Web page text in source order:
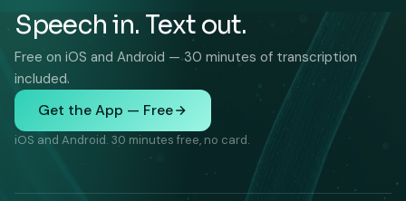
Speech in. Text out.
Free on iOS and Android — 30 minutes of transcription
included.
Get the App — Free
iOS and Android. 30 minutes free, no card.